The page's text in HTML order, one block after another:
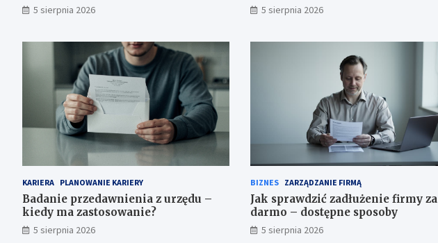
5 sierpnia 2026 5 sierpnia 2026
KARIERA PLANOWANIE KARIERY
Badanie przedawnienia z urzędu –
kiedy ma zastosowanie?
5 sierpnia 2026
BIZNES ZARZĄDZANIE FIRMĄ
Jak sprawdzić zadłużenie firmy za
darmo – dostępne sposoby
5 sierpnia 2026